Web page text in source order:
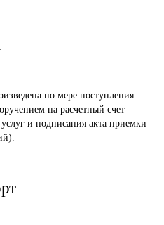
по мере поступления
на расчетный счет
и подписания акта приемки